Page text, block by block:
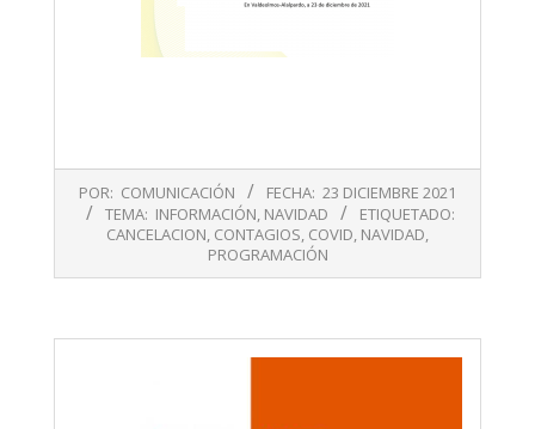
12-
POR: COMUNICACIÓN FECHA: 23 DICIEMBRE 2021
TEMA: INFORMACIÓN, NAVIDAD
ETIQUETADO:
CANCELACION, CONTAGIOS, COVID, NAVIDAD,
PROGRAMACIÓN